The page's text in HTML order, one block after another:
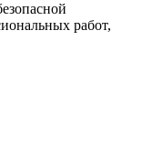
работ,